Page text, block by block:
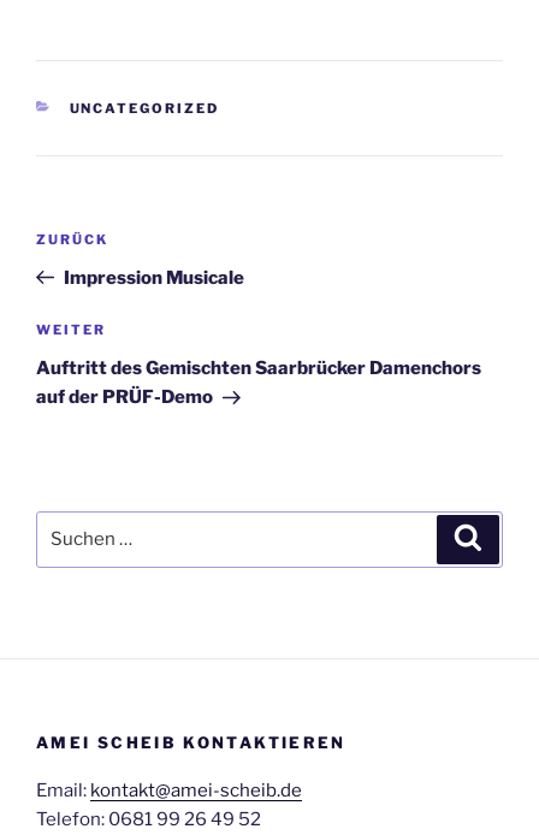
KATEGORIEN
UNCATEGORIZED
Beitragsnavigation
Vorheriger
Beitrag
ZURÜCK
Impression Musicale
Nächster
Beitrag
WEITER
Auftritt des Gemischten Saarbrücker Damenchors
auf der PRÜF-Demo
nach:
AMEI SCHEIB KONTAKTIEREN
Email: kontakt@amei-scheib.de
Telefon: 0681 99 26 49 52